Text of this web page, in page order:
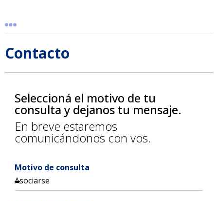
Contacto
Seleccioná el motivo de tu
consulta y dejanos tu mensaje.
En breve estaremos
comunicándonos con vos.
Motivo de consulta